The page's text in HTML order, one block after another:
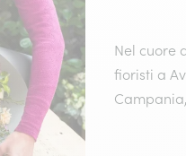
Nel cuore
fioristi a